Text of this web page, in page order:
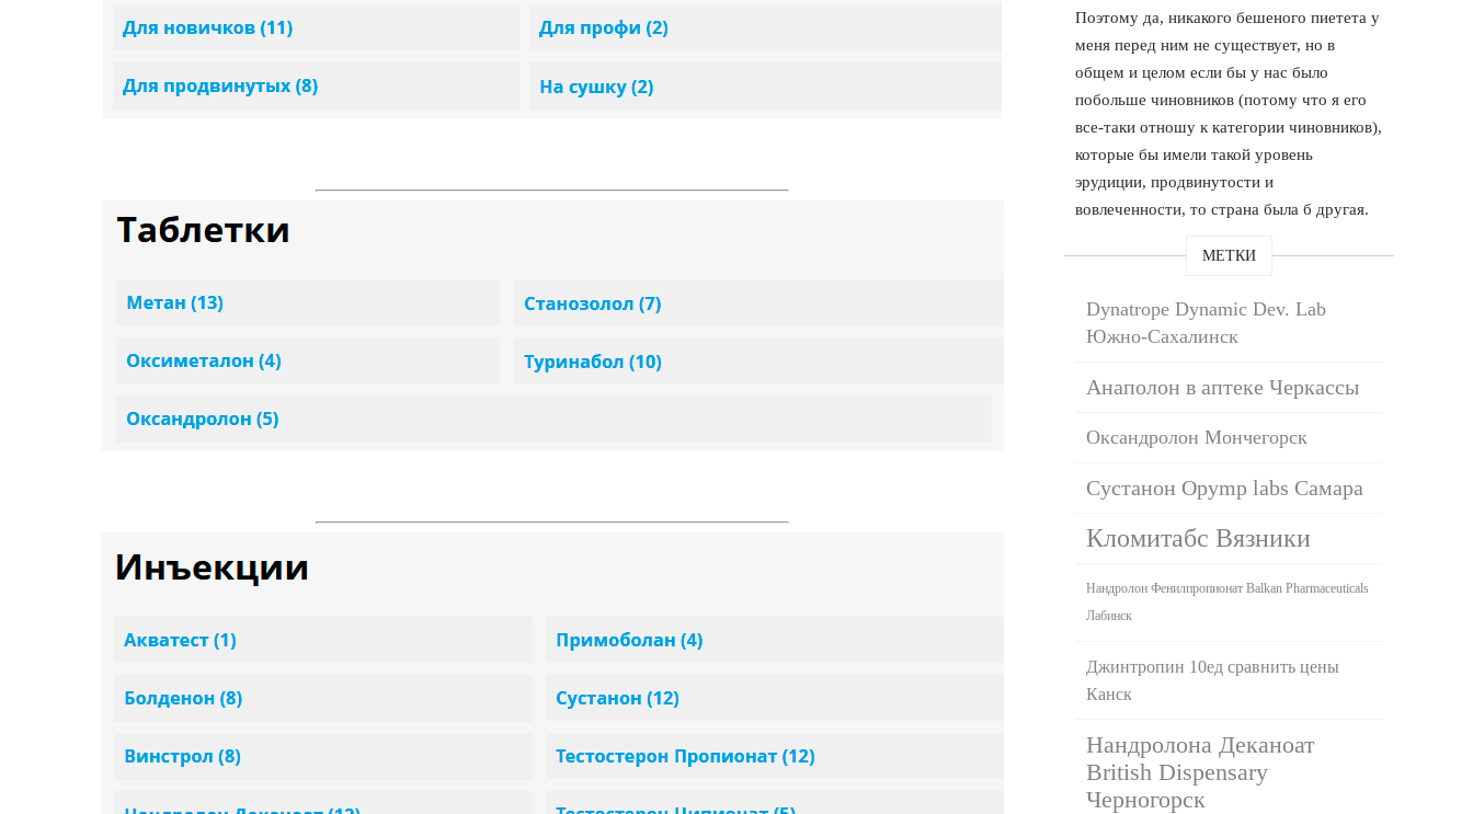
Поэтому да, никакого бешеного пиетета у
меня перед ним не существует, но в
общем и целом если бы у нас было
побольше чиновников (потому что я его
все-таки отношу к категории чиновников),
которые бы имели такой уровень
эрудиции, продвинутости и
вовлеченности, то страна была б другая.
МЕТКИ
Dynatrope Dynamic Dev. Lab
Южно-Сахалинск
Анаполон в аптеке Черкассы
Оксандролон Мончегорск
Сустанон Opymp labs Самара
Кломитабс Вязники
Нандролон Фенилпропионат Balkan Pharmaceuticals
Лабинск
Джинтропин 10ед сравнить цены
Канск
Нандролона Деканоат
British Dispensary
Черногорск